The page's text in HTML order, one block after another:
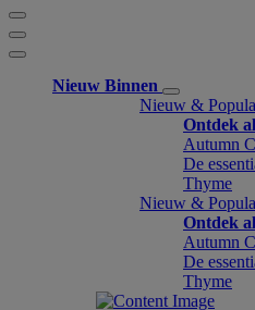
Nieuw Binnen
Nieuw &
Ontdek
Autumn
De
Thyme
Nieuw &
Ontdek
Autumn
De
Thyme